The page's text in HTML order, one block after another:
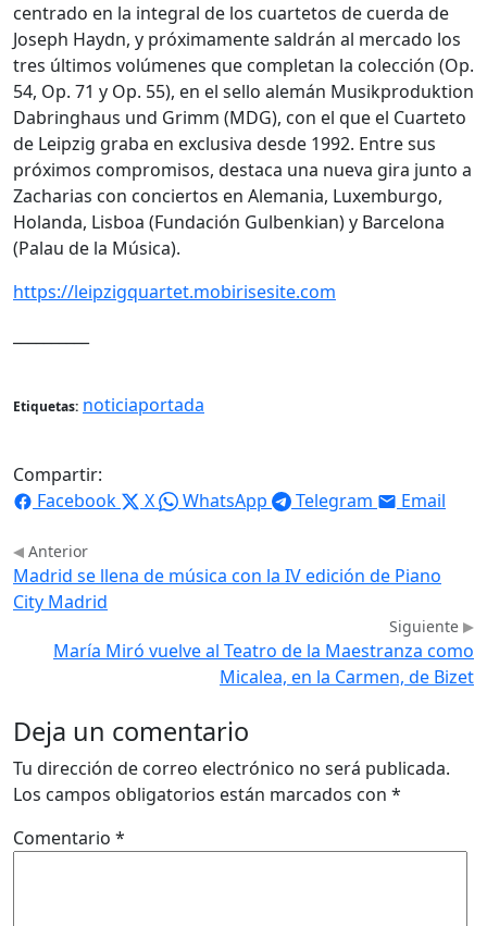
centrado en la integral de los cuartetos de cuerda de
Joseph Haydn, y próximamente saldrán al mercado los
tres últimos volúmenes que completan la colección (Op.
54, Op. 71 y Op. 55), en el sello alemán Musikproduktion
Dabringhaus und Grimm (MDG), con el que el Cuarteto
de Leipzig graba en exclusiva desde 1992. Entre sus
próximos compromisos, destaca una nueva gira junto a
Zacharias con conciertos en Alemania, Luxemburgo,
Holanda, Lisboa (Fundación Gulbenkian) y Barcelona
(Palau de la Música).
https://leipzigquartet.mobirisesite.com
Etiquetas: noticiaportada
Compartir:
Facebook
X WhatsApp Telegram Email
Anterior
Madrid se llena de música con la IV edición de Piano
City Madrid
Siguiente
María Miró vuelve al Teatro de la Maestranza como
Micalea, en la Carmen, de Bizet
Deja un comentario
Tu dirección de correo electrónico no será publicada.
Los campos obligatorios están marcados con *
Comentario *